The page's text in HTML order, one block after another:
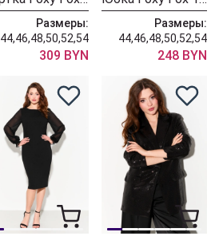
Размеры:
44,46,48,50,52,54
309 BYN
Размеры:
44,46,48,50,52,54
248 BYN